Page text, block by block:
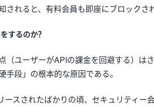
されると、有料会員も即座にブロックさ
するのか？
（ユーザーがAPIの課金を回避する）は
手段」の根本的な原因である。
ースされたばかりの頃、セキュリティー